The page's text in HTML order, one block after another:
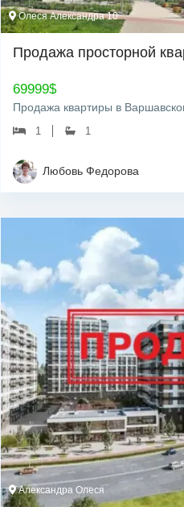
Олеся Александра 10
69999$
1 1
Любовь Федорова
Александра Олеся